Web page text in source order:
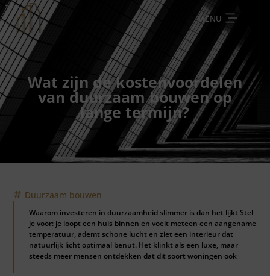
MENU
Wat zijn de kostenvoordelen
van duurzaam bouwen op
lange termijn?
Duurzaam bouwen
Waarom investeren in duurzaamheid slimmer is dan het lijkt Stel
je voor: je loopt een huis binnen en voelt meteen een aangename
temperatuur, ademt schone lucht en ziet een interieur dat
natuurlijk licht optimaal benut. Het klinkt als een luxe, maar
steeds meer mensen ontdekken dat dit soort woningen ook